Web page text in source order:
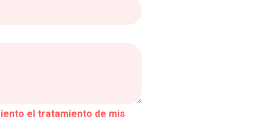
el tratamiento de mis